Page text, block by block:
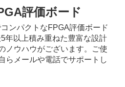
評価ボード
ンパクトなFPGA評価ボード
年以上積み重ねた豊富な設計
ノウハウがございます。ご使
らメールや電話でサポートし